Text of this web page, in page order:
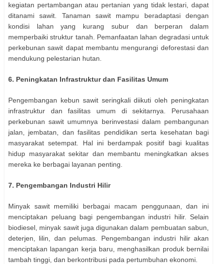
kegiatan pertambangan atau pertanian yang tidak lestari, dapat
ditanami sawit. Tanaman sawit mampu beradaptasi dengan
kondisi lahan yang kurang subur dan berperan dalam
memperbaiki struktur tanah. Pemanfaatan lahan degradasi untuk
perkebunan sawit dapat membantu mengurangi deforestasi dan
mendukung pelestarian hutan.
6. Peningkatan Infrastruktur dan Fasilitas Umum
Pengembangan kebun sawit seringkali diikuti oleh peningkatan
infrastruktur dan fasilitas umum di sekitarnya. Perusahaan
perkebunan sawit umumnya berinvestasi dalam pembangunan
jalan, jembatan, dan fasilitas pendidikan serta kesehatan bagi
masyarakat setempat. Hal ini berdampak positif bagi kualitas
hidup masyarakat sekitar dan membantu meningkatkan akses
mereka ke berbagai layanan penting.
7. Pengembangan Industri Hilir
Minyak sawit memiliki berbagai macam penggunaan, dan ini
menciptakan peluang bagi pengembangan industri hilir. Selain
biodiesel, minyak sawit juga digunakan dalam pembuatan sabun,
deterjen, lilin, dan pelumas. Pengembangan industri hilir akan
menciptakan lapangan kerja baru, menghasilkan produk bernilai
tambah tinggi, dan berkontribusi pada pertumbuhan ekonomi.